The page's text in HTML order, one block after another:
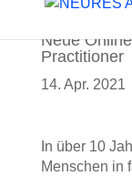
Neue
Practitioner
14. Apr. 2021
In über 10
Menschen in